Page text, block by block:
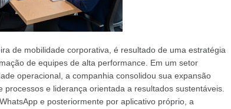
de mobilidade corporativa, é resultado de uma estratégia
de equipes de alta performance. Em um setor
operacional, a companhia consolidou sua expansão
e liderança orientada a resultados sustentáveis.
e posteriormente por aplicativo próprio, a